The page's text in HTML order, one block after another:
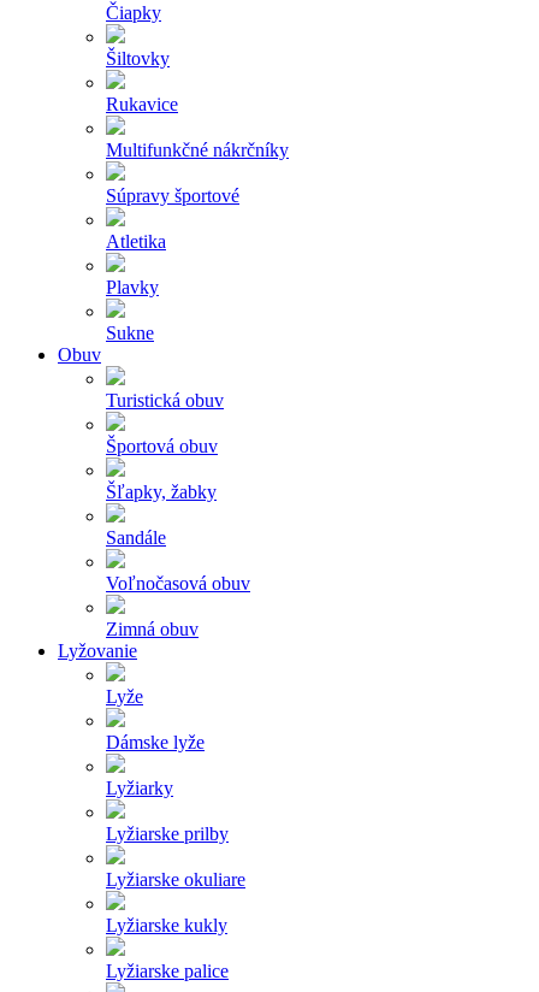
Čiapky
Šiltovky
Rukavice
Multifunkčné nákrčníky
Súpravy športové
Atletika
Plavky
Sukne
Obuv
Turistická obuv
Športová obuv
Šľapky, žabky
Sandále
Voľnočasová obuv
Zimná obuv
Lyžovanie
Lyže
Dámske lyže
Lyžiarky
Lyžiarske prilby
Lyžiarske okuliare
Lyžiarske kukly
Lyžiarske palice